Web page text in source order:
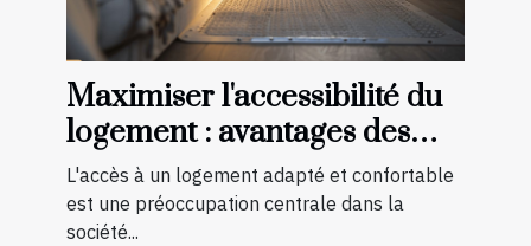
Maximiser l'accessibilité du
logement : avantages des
aménagements préventifs
L'accès à un logement adapté et confortable
est une préoccupation centrale dans la
société...